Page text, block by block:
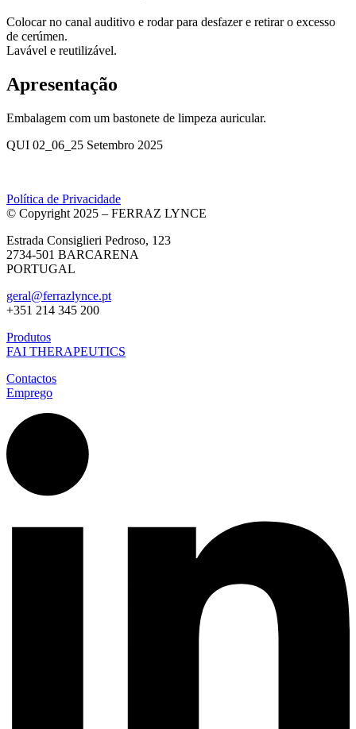
Colocar no canal auditivo e rodar para desfazer e retirar o excesso
de cerúmen.
Lavável e reutilizável.
Apresentação
Embalagem com um bastonete de limpeza auricular.
QUI 02_06_25 Setembro 2025
Política de Privacidade
© Copyright 2025 – FERRAZ LYNCE
Estrada Consiglieri Pedroso, 123
2734-501 BARCARENA
PORTUGAL
geral@ferrazlynce.pt
+351 214 345 200
Produtos
FAI THERAPEUTICS
Contactos
Emprego